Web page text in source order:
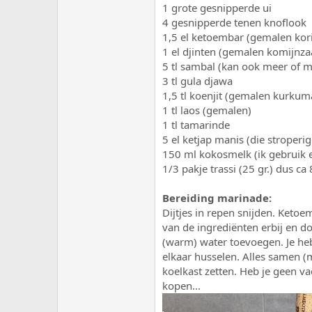
1 grote gesnipperde ui
4 gesnipperde tenen knoflook
1,5 el ketoembar (gemalen
1 el djinten (gemalen
5 tl sambal (kan ook meer of
3 tl gula djawa
1,5 tl koenjit (gemalen
1 tl laos (gemalen)
1 tl tamarinde
5 el ketjap manis (die
150 ml kokosmelk (ik gebruik
1/3 pakje trassi (25 gr.) dus ca
Bereiding marinade:
Dijtjes in repen snijden.
van de ingrediënten erbij en
(warm) water toevoegen. Je
elkaar husselen. Alles samen
koelkast zetten. Heb je geen
kopen...